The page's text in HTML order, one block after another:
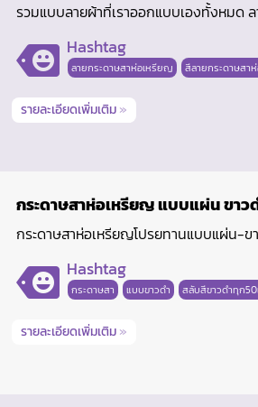
รวมแบบลายผ้าที่เราออกแบบเองทั้งหมด
Hashtag
ลายกระดาษสาห่อเหรียญ สีลายกระดาษสา
รายละเอียดเพิ่มเติม»
กระดาษสาห่อเหรียญ แบบแผ่น ขา
กระดาษสาห่อเหรียญโปรยทานแบบแผ่น-ข
Hashtag
กระดาษสา แบบขาวดำ สลับสีขาวดำทุก
รายละเอียดเพิ่มเติม»